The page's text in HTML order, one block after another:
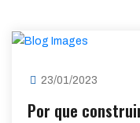
23/01/2023
Por que